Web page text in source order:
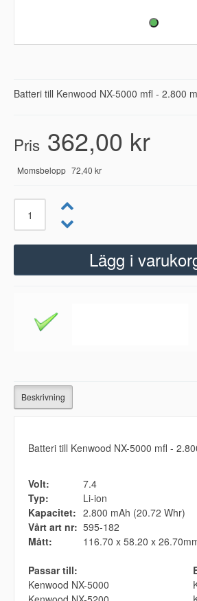
Batteri till Kenwood NX-5000 mfl - 2.800
Pris 362,00 kr
Momsbelopp 72,40 kr
Beskrivning
Batteri till Kenwood NX-5000 mfl -
Volt:
7.4
Typ:
Li-ion
Kapacitet: 2.800 mAh (20.72 Whr)
Vårt art nr: 595-182
Mått:
116.70 x 58.20 x
Passar till:
Kenwood NX-5000